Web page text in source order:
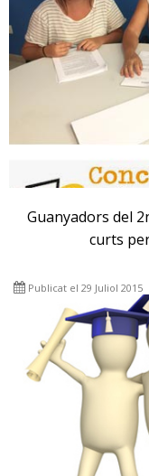
Guanyadors del
curts
Publicat el 29 Juliol 2015